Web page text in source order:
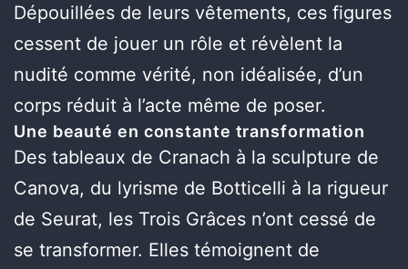
Dépouillées de leurs vêtements, ces figures
cessent de jouer un rôle et révèlent la
nudité comme vérité, non idéalisée, d’un
corps réduit à l’acte même de poser.
Une beauté en constante transformation
Des tableaux de Cranach à la sculpture de
Canova, du lyrisme de Botticelli à la rigueur
de Seurat, les Trois Grâces n’ont cessé de
se transformer. Elles témoignent de